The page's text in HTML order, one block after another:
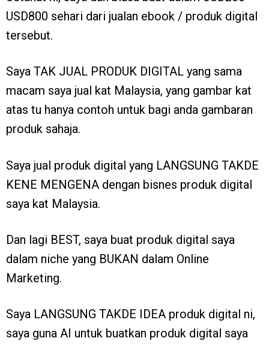
USD800 sehari dari jualan ebook / produk digital
tersebut.
Saya TAK JUAL PRODUK DIGITAL yang sama
macam saya jual kat Malaysia, yang gambar kat
atas tu hanya contoh untuk bagi anda gambaran
produk sahaja.
Saya jual produk digital yang LANGSUNG TAKDE
KENE MENGENA dengan bisnes produk digital
saya kat Malaysia.
Dan lagi BEST, saya buat produk digital saya
dalam niche yang BUKAN dalam Online
Marketing.
Saya LANGSUNG TAKDE IDEA produk digital ni,
saya guna AI untuk buatkan produk digital saya